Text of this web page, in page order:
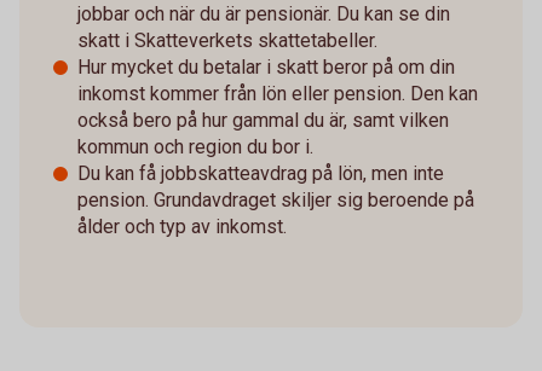
jobbar och när du är pensionär. Du kan se din
skatt i Skatteverkets skattetabeller.
Hur mycket du betalar i skatt beror på om din
inkomst kommer från lön eller pension. Den kan
också bero på hur gammal du är, samt vilken
kommun och region du bor i.
Du kan få jobbskatteavdrag på lön, men inte
pension. Grundavdraget skiljer sig beroende på
ålder och typ av inkomst.